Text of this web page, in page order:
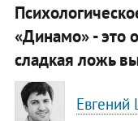
«Динамо» - это
сладкая ложь